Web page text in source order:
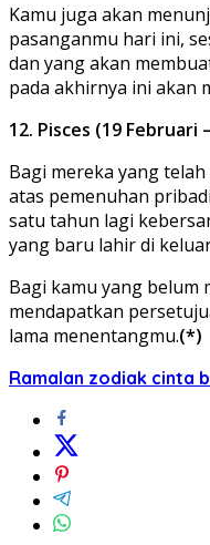
Kamu juga akan
pasanganmu hari ini,
dan yang akan
pada akhirnya ini akan
12. Pisces (19 Februari
Bagi mereka yang
atas pemenuhan
satu tahun lagi
yang baru lahir di
Bagi kamu yang belum
mendapatkan
lama menentangmu.(*)
Ramalan zodiak cinta